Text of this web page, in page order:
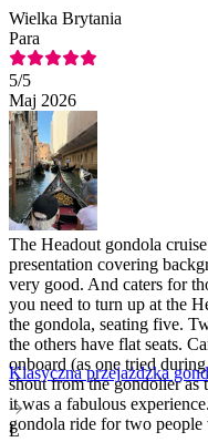
Wielka Brytania
Para
5/5
Maj 2026
The Headout gondola
presentation covering
very good. And caters for
you need to turn up at the
the gondola, seating five.
the others have flat seats.
onboard (as one tried
shout from the gondolier
it was a fabulous
gondola ride for two
Klasyczna przejażdżka
L